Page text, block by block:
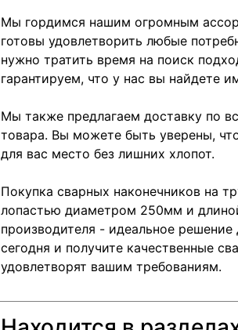
Мы гордимся нашим огромным
готовы удовлетворить любые
нужно тратить время на поиск
гарантируем, что у нас вы найдете
Мы также предлагаем доставку по
товара. Вы можете быть уверены,
для вас место без лишних хлопот.
Покупка сварных наконечников на
лопастью диаметром 250мм и
производителя - идеальное
сегодня и получите качественные
удовлетворят вашим требованиям.